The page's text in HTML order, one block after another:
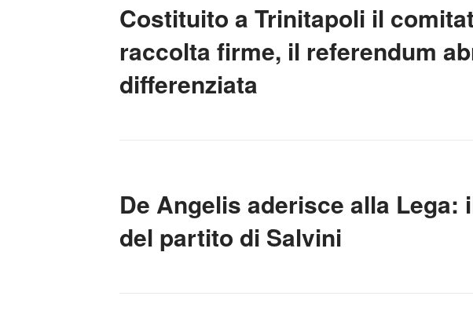
Costituito a Trinitapoli il
raccolta firme, il referendum
differenziata
De Angelis aderisce alla
del partito di Salvini